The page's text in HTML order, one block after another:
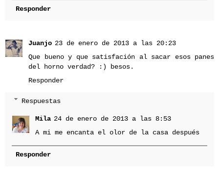
Responder
Juanjo 23 de enero de 2013 a las 20:23
Que bueno y que satisfación al sacar esos panes
del horno verdad? :) besos.
Responder
Respuestas
Mila 24 de enero de 2013 a las 8:53
A mi me encanta el olor de la casa después
Responder